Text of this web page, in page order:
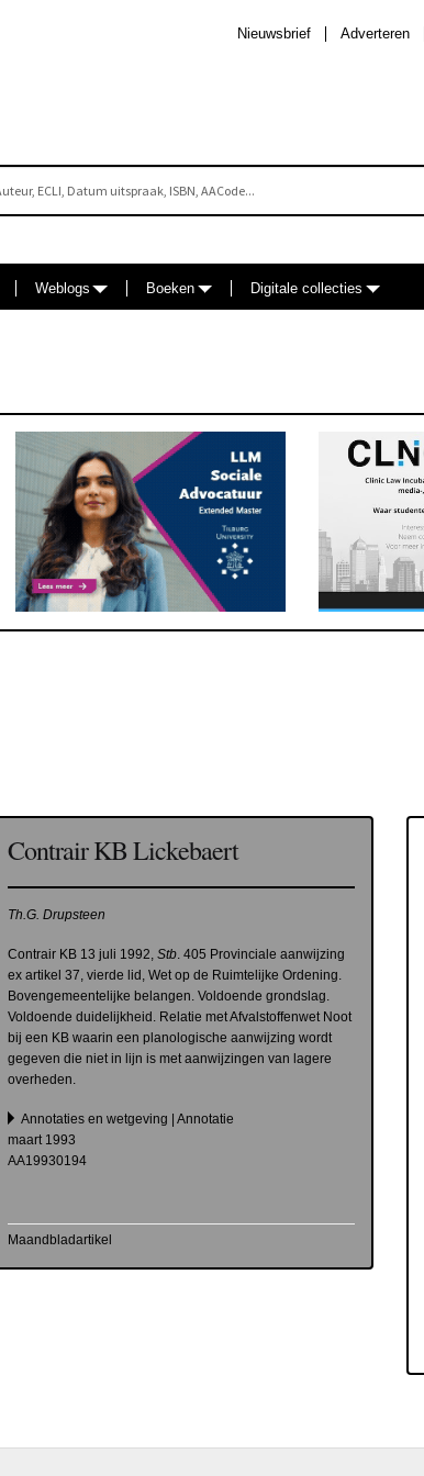
Adverteren
Nieuwsbrief
Weblogs Boeken Digitale collecties
Contrair KB Lickebaert
Th.G. Drupsteen
Contrair KB 13 juli 1992,Stb . 405 Provinciale aanwijzing
ex artikel 37, vierde lid, Wet op de Ruimtelijke Ordening.
Bovengemeentelijke belangen. Voldoende grondslag.
Voldoende duidelijkheid. Relatie met Afvalstoffenwet Noot
bij een KB waarin een planologische aanwijzing wordt
gegeven die niet in lijn is met aanwijzingen van lagere
overheden.
Annotaties en wetgeving | Annotatie
maart 1993
AA19930194
Maandbladartikel